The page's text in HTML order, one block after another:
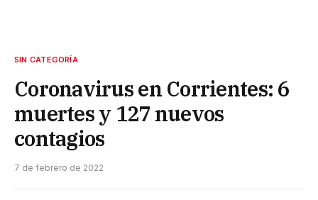
SIN CATEGORÍA
Coronavirus en Corrientes: 6
muertes y 127 nuevos
contagios
7 de febrero de 2022